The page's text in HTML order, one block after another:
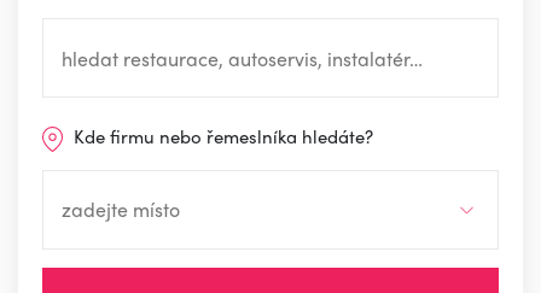
Kde firmu nebo řemeslníka hledáte?